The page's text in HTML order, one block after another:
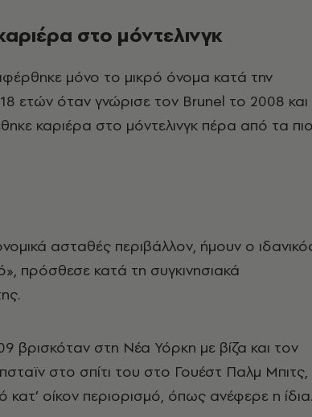
στο μόντελινγκ
μόνο το μικρό όνομα κατά την
ετών όταν γνώρισε τον Brunel το 2008 και
καριέρα στο μόντελινγκ πέρα από τα
ασταθές περιβάλλον, ήμουν ο
πρόσθεσε κατά τη συγκινησιακά
βρισκόταν στη Νέα Υόρκη με βίζα και τον
στο σπίτι του στο Γουέστ Παλμ Μπιτς,
κατ’ οίκον περιορισμό, όπως ανέφερε η ίδια.